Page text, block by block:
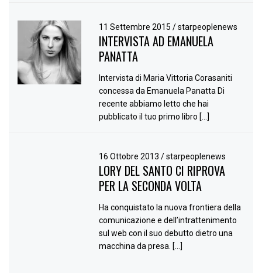
11 Settembre 2015/ starpeoplenews
INTERVISTA AD EMANUELA
PANATTA
Intervista di Maria Vittoria Corasaniti
concessa da Emanuela Panatta Di
recente abbiamo letto che hai
pubblicato il tuo primo libro […]
16 Ottobre 2013/ starpeoplenews
LORY DEL SANTO CI RIPROVA
PER LA SECONDA VOLTA
Ha conquistato la nuova frontiera della
comunicazione e dell’intrattenimento
sul web con il suo debutto dietro una
macchina da presa. […]